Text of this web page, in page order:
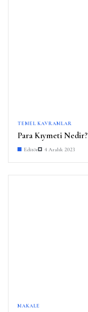
TEMEL KAVRAMLAR
Para Kıymeti Nedir?
Editör 4 Aralık 2023
MAKALE